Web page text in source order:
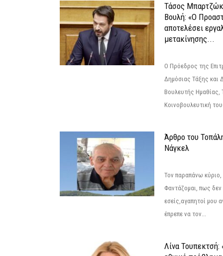
Τάσος
Βουλή: «Ο
αποτελέσει
μετακίνησης...
Ο Πρόεδρος της
Δημόσιας Τάξης και
Βουλευτής
Κοινοβουλευτική
Άρθρο του
Νάγκελ
Τον παραπάνω
Φαντάζομαι, πως δεν
εσείς,αγαπητοί μου
έπρεπε να τον...
Λίνα Τουπεκτσή: